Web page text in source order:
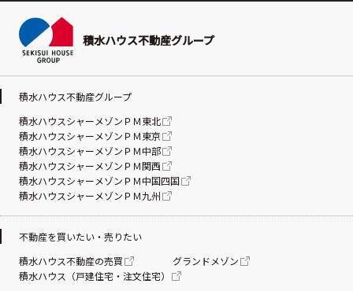
積水ハウス不動産グループ
積水ハウス不動産グループ
積水ハウスシャーメゾンＰＭ東北
積水ハウスシャーメゾンＰＭ東京
積水ハウスシャーメゾンＰＭ中部
積水ハウスシャーメゾンＰＭ関西
積水ハウスシャーメゾンＰＭ中国四国
積水ハウスシャーメゾンＰＭ九州
不動産を買いたい・売りたい
積水ハウス不動産の売買
グランドメゾン
積水ハウス（戸建住宅・注文住宅）